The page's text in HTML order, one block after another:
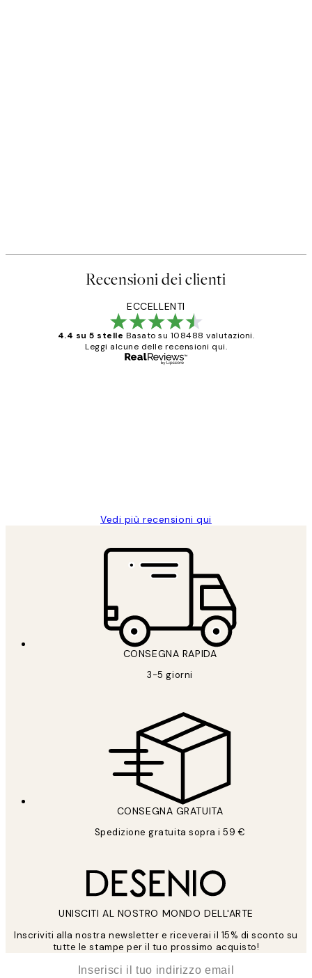
Recensioni dei clienti
ECCELLENTI
4.4 su 5 stelle Basato su 108488 valutazioni.
Leggi alcune delle recensioni qui.
Vedi più recensioni qui
CONSEGNA RAPIDA
3-5 giorni
CONSEGNA GRATUITA
Spedizione gratuita sopra i 59 €
UNISCITI AL NOSTRO MONDO DELL'ARTE
Inscriviti alla nostra newsletter e riceverai il 15% di sconto su
tutte le stampe per il tuo prossimo acquisto!